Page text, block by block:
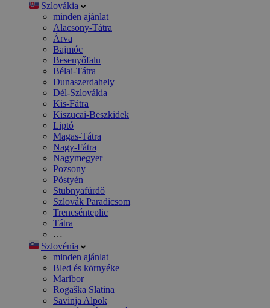
Szlovákia
minden ajánlat
Alacsony-Tátra
Árva
Bajmóc
Besenyőfalu
Bélai-Tátra
Dunaszerdahely
Dél-Szlovákia
Kis-Fátra
Kiszucai-Beszkidek
Liptó
Magas-Tátra
Nagy-Fátra
Nagymegyer
Pozsony
Pöstyén
Stubnyafürdő
Szlovák Paradicsom
Trencsénteplic
Tátra
…
Szlovénia
minden ajánlat
Bled és környéke
Maribor
Rogaška Slatina
Savinja Alpok